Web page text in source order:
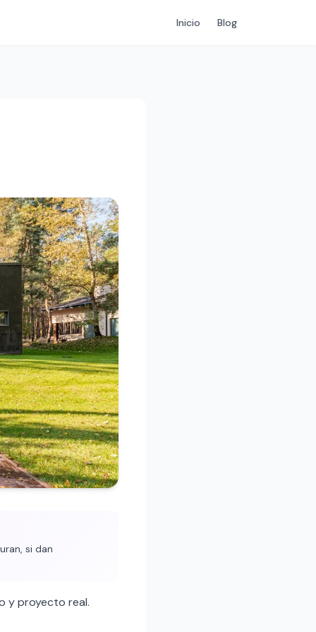
Inicio Blog
si dan
y proyecto real.